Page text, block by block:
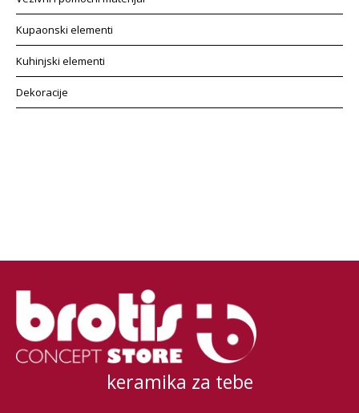
Kupaonski elementi
Kuhinjski elementi
Dekoracije
keramika za tebe